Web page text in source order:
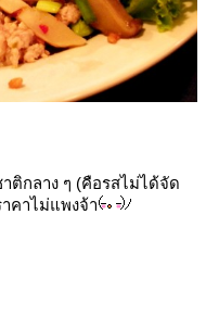
ติกลาง ๆ (คือรสไม่ได้จัด
คาไม่แพงจ้า